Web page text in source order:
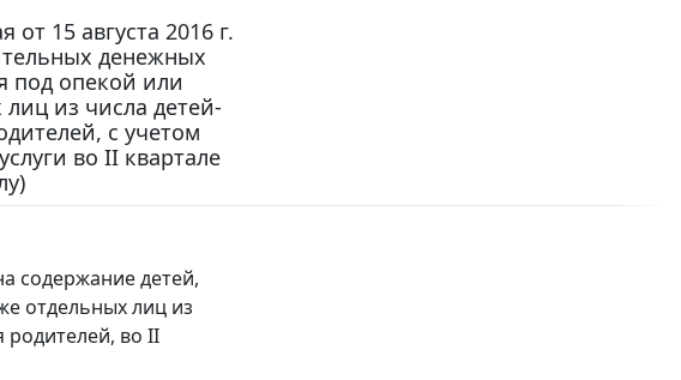
15 августа 2016 г.
денежных
под опекой или
из числа детей-
с учетом
во II квартале
содержание детей,
отдельных лиц из
родителей, во II